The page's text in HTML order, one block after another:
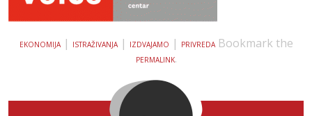
EKONOMIJA| ISTRAŽIVANJA| IZDVAJAMO | PRIVREDABookmark the
PERMALINK.